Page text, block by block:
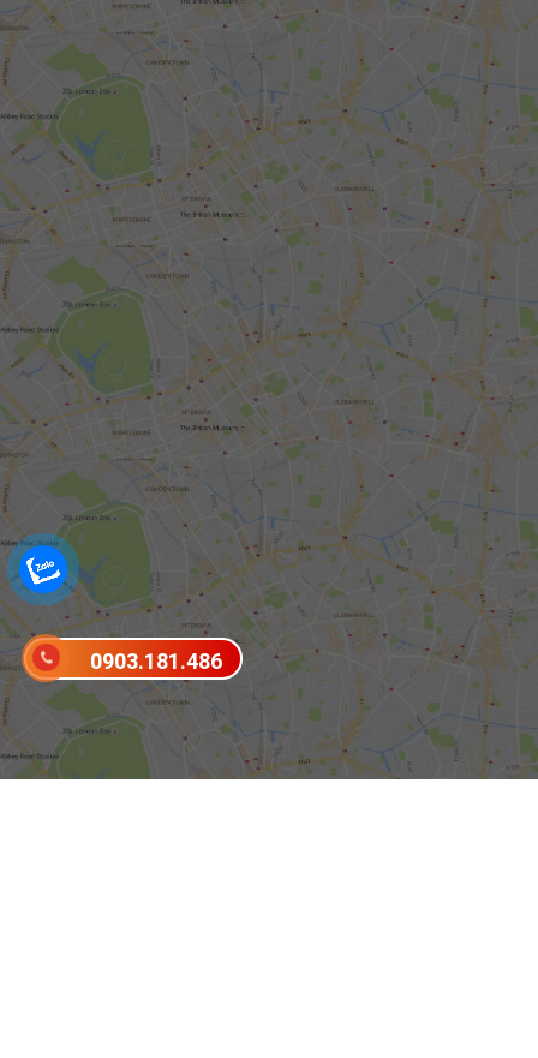
0903.181.486